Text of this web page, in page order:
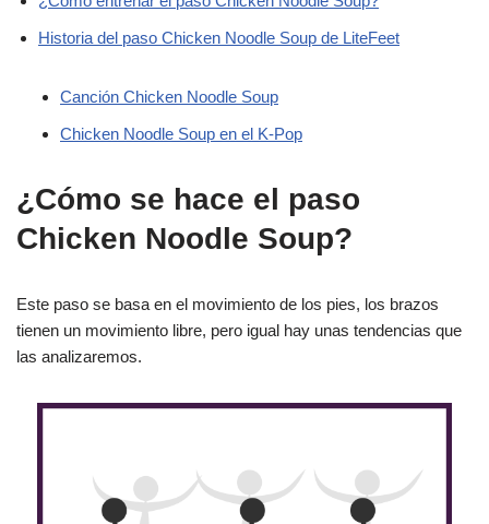
Historia del paso Chicken Noodle Soup de LiteFeet
Canción Chicken Noodle Soup
Chicken Noodle Soup en el K-Pop
¿Cómo se hace el paso
Chicken Noodle Soup?
Este paso se basa en el movimiento de los pies, los brazos
tienen un movimiento libre, pero igual hay unas tendencias que
las analizaremos.